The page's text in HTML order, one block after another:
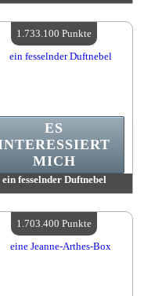
Verfügbare Menge:4
ein fesselnder Duftnebel
Verfügbare Menge:4
ES
MICH
1.733.100 Punkte
1.703.400 Punkte